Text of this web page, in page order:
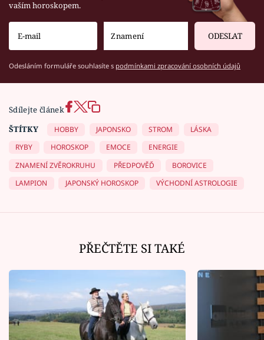
vaším horoskopem.
ODESLAT
Odesláním formuláře souhlasíte s podmínkami zpracování osobních údajů
Sdílejte článek
ŠTÍTKY
HOBBY JAPONSKO STROM
LÁSKA
RYBY
HOROSKOP EMOCE
ENERGIE
ZNAMENÍ ZVĚROKRUHU
PŘEDPOVĚĎ
BOROVICE
LAMPION
JAPONSKÝ HOROSKOP VÝCHODNÍ ASTROLOGIE
PŘEČTĚTE SI TAKÉ